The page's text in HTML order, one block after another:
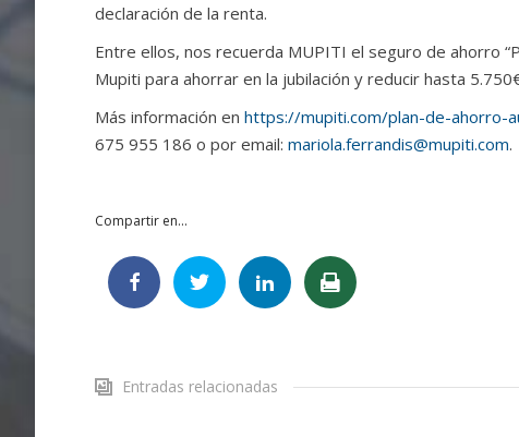
declaración de la renta.
Entre ellos, nos recuerda MUPITI el seguro de ahorro
Mupiti para ahorrar en la jubilación y reducir hasta
Más información en https://mupiti.com/plan-de-ahorro-
675 955 186 o por email: mariola.ferrandis@mupiti.com.
Compartir en...
Entradas relacionadas